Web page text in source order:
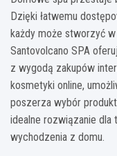
Dzięki łatwemu
każdy może stworzyć
Santovolcano SPA
z wygodą zakupów
kosmetyki online,
poszerza wybór
idealne rozwiązanie
wychodzenia z domu.